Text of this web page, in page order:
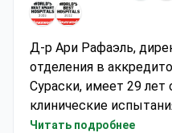
Д-р Ари Рафаэль,
отделения в
Сураски, имеет 29
клинические
в топ-10 больниц по
Читать подробнее